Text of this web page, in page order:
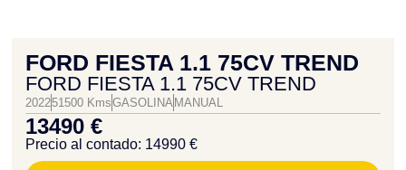
FORD FIESTA 1.1 75CV TREND
FORD FIESTA 1.1 75CV TREND
202251500 KmsGASOLINA MANUAL
13490 €
Precio al contado: 14990 €